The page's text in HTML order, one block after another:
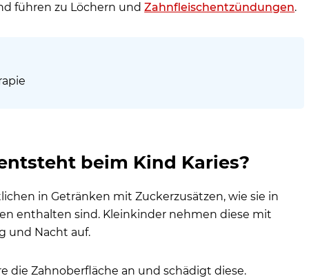
lassen?
heilen?
führen zu Löchern undZahnfleischentzündungen.
beim Kind Karies?
in Getränken mit Zuckerzusätzen, wie sie in
enthalten sind. Kleinkinder nehmen diese mit
und Nacht auf.
die Zahnoberfläche an und schädigt diese.